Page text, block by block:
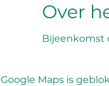
Over
Bijeenkomst
Google Maps is